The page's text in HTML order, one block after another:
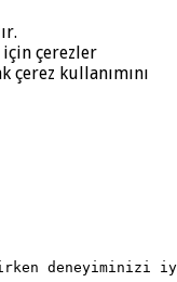
çerezler
çerez kullanımını
deneyiminizi